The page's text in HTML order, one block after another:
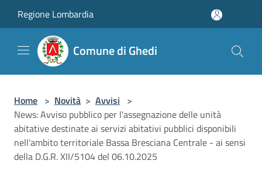
Regione Lombardia
Comune di Ghedi
Home > Novità > Avvisi >
News: Avviso pubblico per l'assegnazione delle unità
abitative destinate ai servizi abitativi pubblici disponibili
nell'ambito territoriale Bassa Bresciana Centrale - ai sensi
della D.G.R. XII/5104 del 06.10.2025